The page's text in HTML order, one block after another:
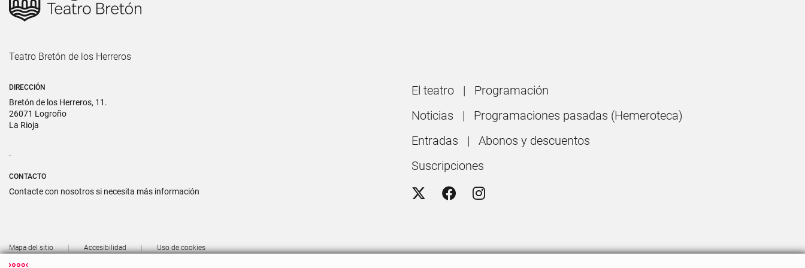
Teatro Bretón de los Herreros
DIRECCIÓN
Bretón de los Herreros, 11.
26071 Logroño
La Rioja
.
CONTACTO
Contacte con nosotros si necesita más información
El teatro
Programación
Noticias
Programaciones pasadas (Hemeroteca)
Entradas
Abonos y descuentos
Suscripciones
Mapa del sitio Accesibilidad Uso de cookies